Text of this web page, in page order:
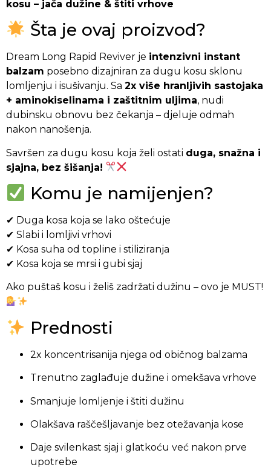
kosu – jača dužine & štiti vrhove
Šta je ovaj proizvod?
Dream Long Rapid Reviver je intenzivni instant
balzam posebno dizajniran za dugu kosu sklonu
lomljenju i isušivanju. Sa 2x više hranljivih sastojaka
+ aminokiselinama i zaštitnim uljima, nudi
dubinsku obnovu bez čekanja – djeluje odmah
nakon nanošenja.
Savršen za dugu kosu koja želi ostati duga, snažna i
sjajna, bez šišanja!
Komu je namijenjen?
✔ Duga kosa koja se lako oštećuje
✔ Slabi i lomljivi vrhovi
✔ Kosa suha od topline i stiliziranja
✔ Kosa koja se mrsi i gubi sjaj
Ako puštaš kosu i želiš zadržati dužinu – ovo je MUST!
Prednosti
2x koncentrisanija njega od običnog balzama
Trenutno zaglađuje dužine i omekšava vrhove
Smanjuje lomljenje i štiti dužinu
Olakšava raščešljavanje bez otežavanja kose
Daje svilenkast sjaj i glatkoću već nakon prve
upotrebe